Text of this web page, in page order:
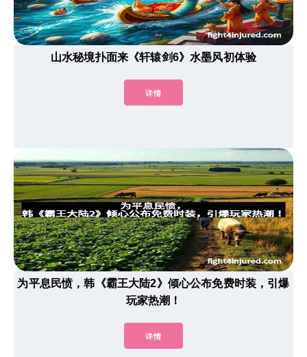
山水秘境扑面来《轩辕剑6》水墨风初体验
详情
为平息民愤，韩《霸王大陆2》倾心公布免费时装，引爆
玩家热潮！
详情